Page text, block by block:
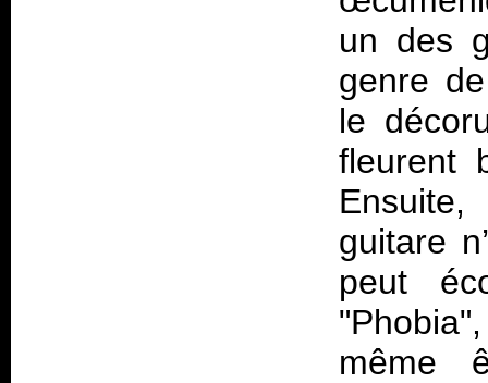
un des
genre
le
fleurent
guitare
peut
même